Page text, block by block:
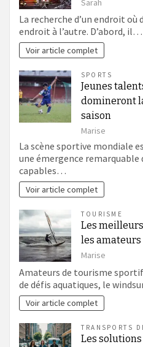
Sarah
La recherche d’un endroit où
endroit à l’autre. D’abord, il…
Voir article complet
SPORTS
Jeunes
domineront
saison
Marise
La scène sportive mondiale
une émergence remarquable
capables…
Voir article complet
TOURISME
Les
les
Marise
Amateurs de tourisme
de défis aquatiques, le
Voir article complet
TRANSPORTS
Les